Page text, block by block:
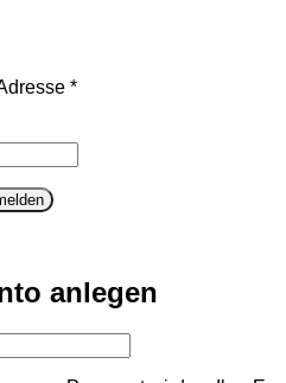
*Erforderlich
anlegen